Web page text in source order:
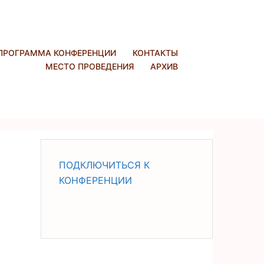
КОНФЕРЕНЦИИ
КОНТАКТЫ
МЕСТО ПРОВЕДЕНИЯ
АРХИВ
ПОДКЛЮЧИТЬСЯ К
КОНФЕРЕНЦИИ